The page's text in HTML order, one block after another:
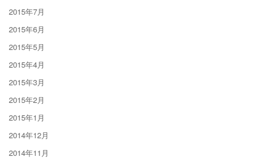
2015年7月
2015年6月
2015年5月
2015年4月
2015年3月
2015年2月
2015年1月
2014年12月
2014年11月